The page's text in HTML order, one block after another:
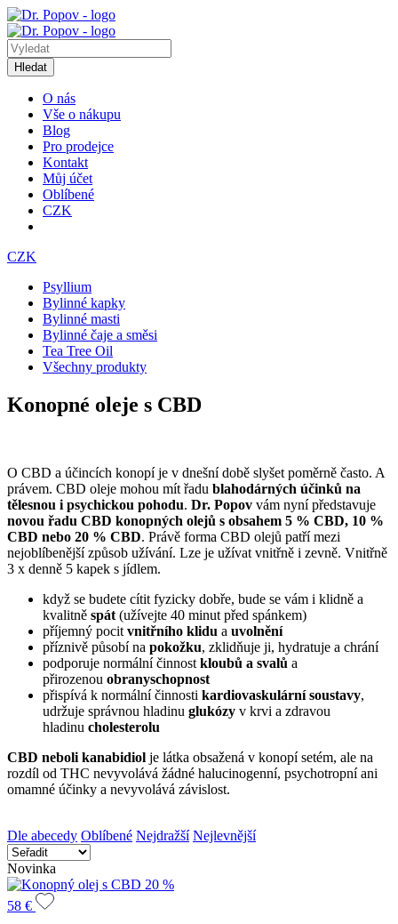
Hledat
O nás
Vše o nákupu
Blog
Pro prodejce
Kontakt
Můj účet
Oblíbené
CZK
CZK
Psyllium
Bylinné kapky
Bylinné masti
Bylinné čaje a směsi
Tea Tree Oil
Všechny produkty
Konopné oleje s CBD
O CBD a účincích konopí je v dnešní době slyšet poměrně často. A
právem. CBD oleje mohou mít řadu blahodárných účinků na
tělesnou i psychickou pohodu. Dr. Popov vám nyní představuje
novou řadu CBD konopných olejů s obsahem 5 % CBD, 10 %
CBD nebo 20 % CBD. Právě forma CBD olejů patří mezi
nejoblíbenější způsob užívání. Lze je užívat vnitřně i zevně. Vnitřně
3 x denně 5 kapek s jídlem.
když se budete cítit fyzicky dobře, bude se vám i klidně a
kvalitně spát (užívejte 40 minut před spánkem)
příjemný pocit vnitřního klidu a uvolnění
příznivě působí na pokožku, zklidňuje ji, hydratuje a chrání
podporuje normální činnost kloubů a svalů a
přirozenou obranyschopnost
přispívá k normální činnosti kardiovaskulární soustavy,
udržuje správnou hladinu glukózy v krvi a zdravou
hladinu cholesterolu
CBD neboli kanabidiol je látka obsažená v konopí setém, ale na
rozdíl od THC nevyvolává žádné halucinogenní, psychotropní ani
omamné účinky a nevyvolává závislost.
Dle abecedy Oblíbené Nejdražší Nejlevnější
Novinka
58 €